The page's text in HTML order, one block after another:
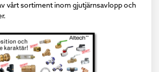
vårt sortiment inom gjutjärnsavlopp och